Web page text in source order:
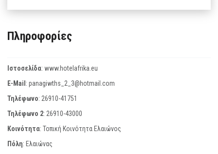
Πληροφορίες
Ιστοσελίδα: www.hotelafrika.eu
E-Mail: panagiwths_2_3@hotmail.com
Τηλέφωνο: 26910-41751
Τηλέφωνο 2: 26910-43000
Κοινότητα: Τοπική Κοινότητα Ελαιώνος
Πόλη: Ελαιώνας